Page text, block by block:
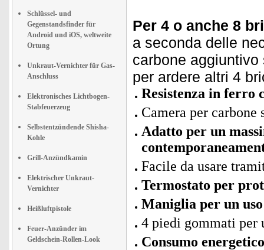
Schlüssel- und
Gegenstandsfinder für
Android und iOS, weltweite
Ortung
Unkraut-Vernichter für Gas-
Anschluss
Elektronisches Lichtbogen-
Stabfeuerzeug
Selbstentzündende Shisha-
Kohle
Grill-Anzündkamin
Elektrischer Unkraut-
Vernichter
Heißluftpistole
Feuer-Anzünder im
Geldschein-Rollen-Look
Per 4 o anche 8
a seconda delle
carbone
per ardere altri 4
Resistenza in ferro
Camera per carbone
Adatto per un
Facile da usare
Termostato per
Maniglia per un
4 piedi gommati per
Consumo